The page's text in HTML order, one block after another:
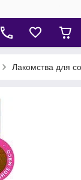
Лакомства для